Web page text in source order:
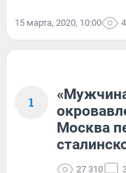
15 марта, 2020, 10:00
1
Москва
27 310